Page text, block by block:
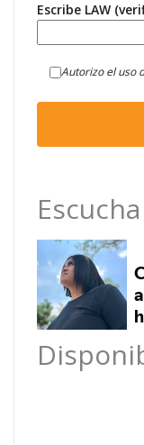
Escribe LAW
Autorizo el uso